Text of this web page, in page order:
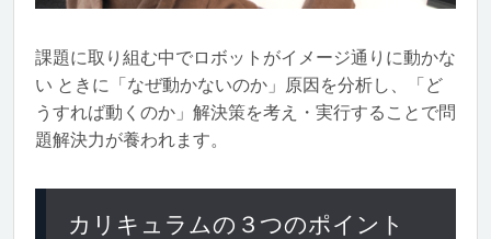
課題に取り組む中でロボットがイメージ通りに動かな
い ときに「なぜ動かないのか」原因を分析し、「ど
うすれば動くのか」解決策を考え・実行することで問
題解決力が養われます。
カリキュラムの３つのポイント